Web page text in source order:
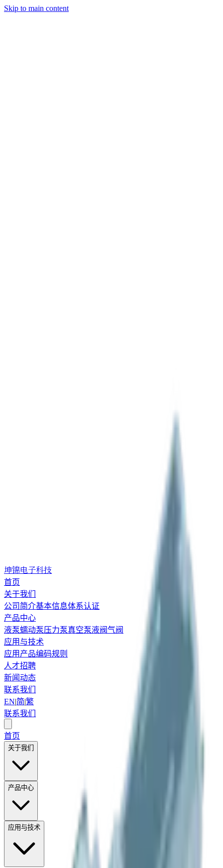
Skip to main content
坤锦电子科技
首页
关于我们
公司简介基本信息体系认证
产品中心
液泵蠕动泵压力泵真空泵液阀气阀
应用与技术
应用 产品编码规则
人才招聘
新闻动态
联系我们
EN|简|繁
联系我们
首页
关于我们
产品中心
应用与技术